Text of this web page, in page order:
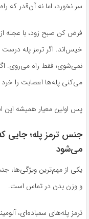
سر نخورد، اما نه آن‌قدر که
فرض کن صبح زود، با عجله
خیس‌اند. اگر ترمز پله
نمی‌شوی؛ فقط راه می‌روی.
می‌کنی پله‌ها اعصابت را
پس اولین معیار همیشه
جنس ترمز پله؛ جایی
می‌شود
یکی از مهم‌ترین ویژگی‌ها،
و وزن بدن در تماس است.